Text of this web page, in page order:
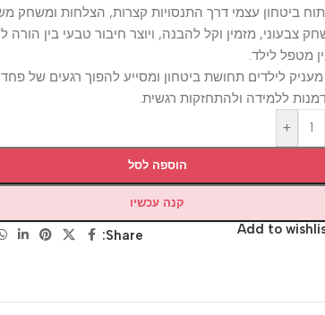
ביטחון עצמי דרך התנסויות קצרות, הצלחות ומשחק משמח
מזמין וקל להבנה, ויוצר חיבור טבעי בין הורה לילד
לילד.
לילדים תחושת ביטחון ומסייע להפוך רגעים של פחד
ללמידה ולהתחזקות רגשית.
+
הוספה לסל
קנה עכשיו
Add to
Share: